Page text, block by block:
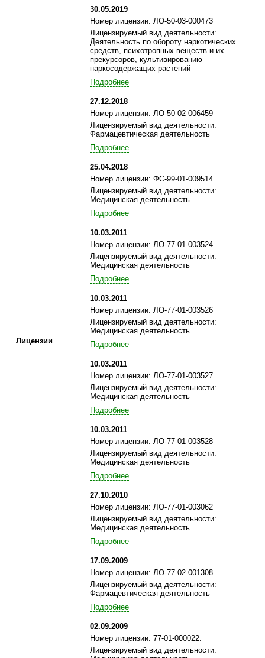
Лицензии
30.05.2019
Номер лицензии: ЛО-50-03-000473
Лицензируемый вид деятельности:
Деятельность по обороту наркотических
средств, психотропных веществ и их
прекурсоров, культивированию
наркосодержащих растений
Подробнее
27.12.2018
Номер лицензии: ЛО-50-02-006459
Лицензируемый вид деятельности:
Фармацевтическая деятельность
Подробнее
25.04.2018
Номер лицензии: ФС-99-01-009514
Лицензируемый вид деятельности:
Медицинская деятельность
Подробнее
10.03.2011
Номер лицензии: ЛО-77-01-003524
Лицензируемый вид деятельности:
Медицинская деятельность
Подробнее
10.03.2011
Номер лицензии: ЛО-77-01-003526
Лицензируемый вид деятельности:
Медицинская деятельность
Подробнее
10.03.2011
Номер лицензии: ЛО-77-01-003527
Лицензируемый вид деятельности:
Медицинская деятельность
Подробнее
10.03.2011
Номер лицензии: ЛО-77-01-003528
Лицензируемый вид деятельности:
Медицинская деятельность
Подробнее
27.10.2010
Номер лицензии: ЛО-77-01-003062
Лицензируемый вид деятельности:
Медицинская деятельность
Подробнее
17.09.2009
Номер лицензии: ЛО-77-02-001308
Лицензируемый вид деятельности:
Фармацевтическая деятельность
Подробнее
02.09.2009
Номер лицензии: 77-01-000022.
Лицензируемый вид деятельности: